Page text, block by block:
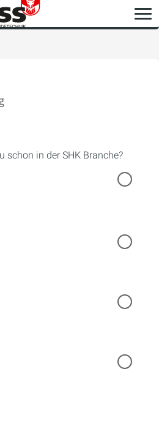
schon in der SHK Branche?